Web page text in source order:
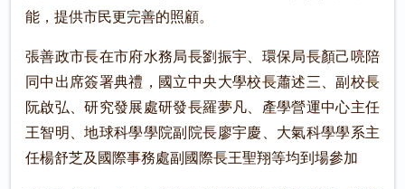
能，提供市民更完善的照顧。
張善政市長在市府水務局長劉振宇、環保局長顏己喨陪
同中出席簽署典禮，國立中央大學校長蕭述三、副校長
阮啟弘、研究發展處研發長羅夢凡、產學營運中心主任
王智明、地球科學學院副院長廖宇慶、大氣科學學系主
任楊舒芝及國際事務處副國際長王聖翔等均到場參加